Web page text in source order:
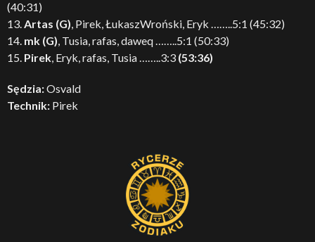
(40:31)
13. Artas (G) , Pirek, ŁukaszWroński, Eryk ……..5:1 (45:32)
14. mk (G) , Tusia, rafas, daweq ……..5:1 (50:33)
15. Pirek , Eryk, rafas, Tusia ……..3:3 (53:36)
Sędzia:Osvald
Technik: Pirek